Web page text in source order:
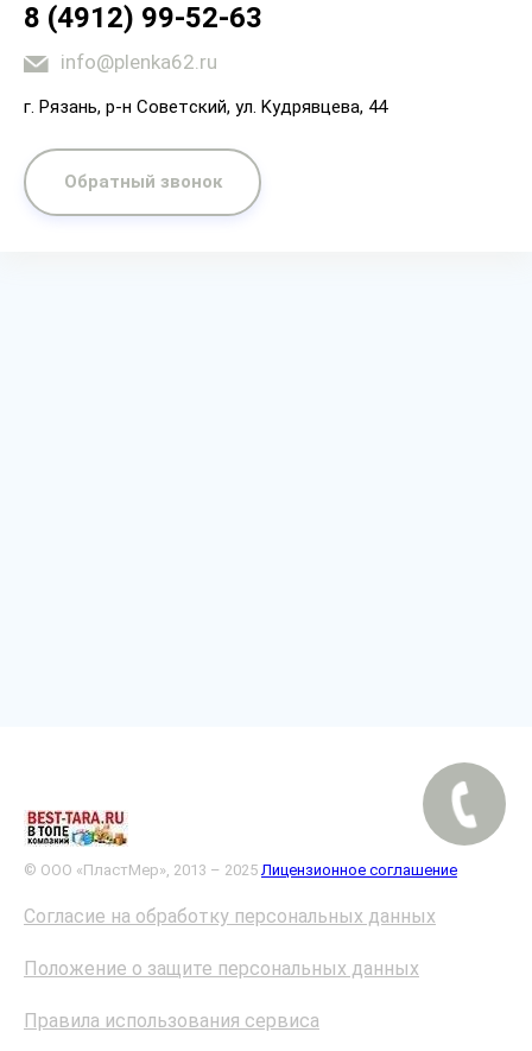
8 (4912) 99-52-63
info@plenka62.ru
г. Рязaнь, p-н Coвeтcкий, yл. Kyдpявцeвa, 44
Обратный звонок
© ООО «ПластМер», 2013 – 2025 Лицензионное соглашение
Согласие на обработку персональных данных
Положение о защите персональных данных
Правила использования сервиса